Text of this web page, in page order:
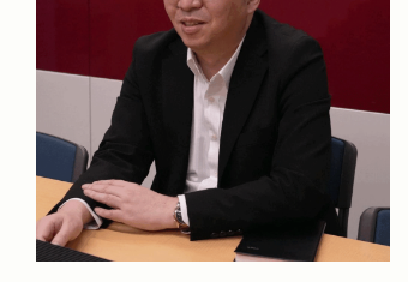
지역별로 검색
히로시마현 야마나시현 미에
업종별 검색